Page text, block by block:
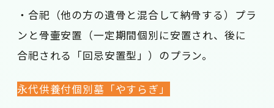
・合祀（他の方の遺骨と混合して納骨する）プラ
ンと骨壷安置（一定期間個別に安置され、後に
合祀される「回忌安置型」）のプラン。
永代供養付個別墓「やすらぎ」